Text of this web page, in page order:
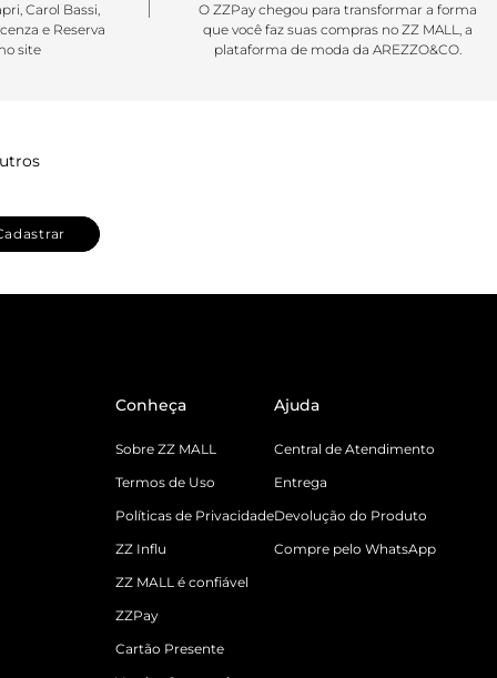
Carol Bassi,
e Reserva
site
O ZZPay chegou para transformar a forma
que você faz suas compras no ZZ MALL, a
plataforma de moda da AREZZO&CO.
Conheça
Sobre ZZ MALL
Termos de Uso
Políticas de Privacidade
ZZ Influ
ZZ MALL é confiável
ZZPay
Cartão Presente
Ajuda
Central de Atendimento
Entrega
Devolução do Produto
Compre pelo WhatsApp